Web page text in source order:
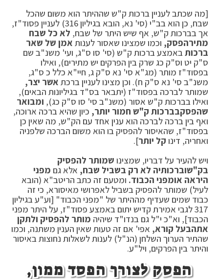
[מה שכתב לעניין ברכות ק"ש שההיתר הוא משום שהכל
שבח, כן הוא בב"י (סי' נא, הובא בגיליון 316) לעניין פסוד"ז,
אך בברכות ק"ש, אף שיש היתר של שבח, לא כל שבח
מתירהפסק, וכמו שמצינו שאסור לענות אמן של שאר
ברכותבאמצע ברכות ק"ש (סי' סו ס"ג, ועי' משנ"ב שם
ס"ק יט וס"ק כג שרק בין הפרקים יש מתירים), ואילו
בפסוד"ז מותר (מג"א סי' נא ס"ק ג, חיי"א כלל כ ס"ג,
משנ"ב סי' נא ס"ק ח). וכן מצינו לעניין ברכת אשר יצר,
שמותר לברכה בפסוד"ז (יתבאר בס"ד בגיליונות הבאים),
ואילו בברכות ק"ש אסור (משנ"ב סי' סו ס"ק כג), ומבואר
שהפסקבברכות ק"ש חמור יותר, כיון שהיא ברכה ארוכה,
ואף בין ברכה לברכה הוא ענין אחד עם הק"ש, מה שאין כן
בפסוד"ז, שהאיסור להפסיק בו הוא משום הברכה שלפניה
ואחריה, דינו קל יותר].
ויש להעיר על דבריו, שמצינו שמותר להפסיק
בק"שוברכותיה לא רק בשביל שבח, אלא גם מפני
היראה אומפני הכבוד. ומטעם זה כתב הריטב"א (הובא
לעיל) שמותר להפסיק בשביל לאפרושי מאיסורא, כי זה
כבוד שמים שעדיף מההיתר של "מפני הכבוד" [וע"ע בגיליון
317 לגבי אמירת קדיש יתום באמצע פסוד"ז, על היתר מפני
הכבוד], וא"כ י"ל גם בנדו"ד שיהיה מותר להפסיק ולתקן
אתהבעל קורא, אפי' אם זה טעות שאין הענין משתנה, וכמו
שהתיר הערוך השלחן (הנ"ל) לענות לשאלות נחוצות באיסור
והיתר בין הפרקים, ויל"ע.
הפסק לצורך הפסד ממון,